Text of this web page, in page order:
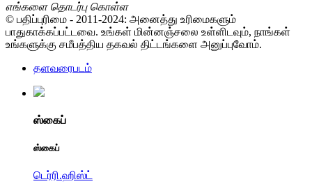
எங்களை தொடர்பு கொள்ள
© பதிப்புரிமை - 2011-2024: அனைத்து உரிமைகளும்
பாதுகாக்கப்பட்டவை. உங்கள் மின்னஞ்சலை உள்ளிடவும், நாங்கள்
உங்களுக்கு சமீபத்திய தகவல் திட்டங்களை அனுப்புவோம்.
தளவரைபடம்
ஸ்கைப்
ஸ்கைப்
டெர்ரி.ஹிஸ்ட்